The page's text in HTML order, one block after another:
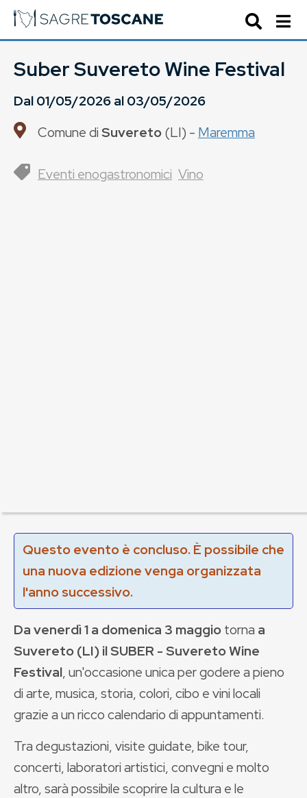
Suber Suvereto Wine Festival
Dal01/05/2026al03/05/2026
Comune diSuvereto(LI) - Maremma
Eventi enogastronomici Vino
Questo evento è concluso. È possibile che
una nuova edizione venga organizzata
l'anno successivo.
Da venerdì 1 a domenica 3 maggiotorna a
Suvereto (LI) ilSUBER - Suvereto Wine
Festival, un'occasione unica per godere a pieno
di arte, musica, storia, colori, cibo e vini locali
grazie a un ricco calendario di appuntamenti.
Tra degustazioni, visite guidate, bike tour,
concerti, laboratori artistici, convegni e molto
altro, sarà possibile scoprire la cultura e le